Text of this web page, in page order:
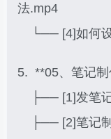
法.mp4
└── [4]如何设
5. **05、笔记
├── [1]发笔记
├── [2]笔记制